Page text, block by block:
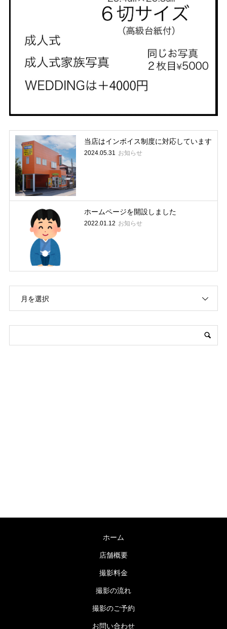
当店はインボイス制度に対応しています
2024.05.31 お知らせ
ホームページを開設しました
2022.01.12 お知らせ
月を選択
ホーム
店舗概要
撮影料金
撮影の流れ
撮影のご予約
お問い合わせ